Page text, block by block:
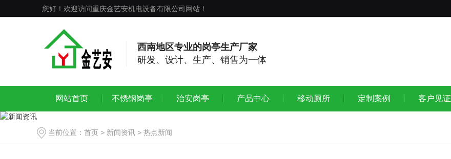
您好！欢迎访问重庆金艺安机电设备有限公司网站！
西南地区专业的岗亭生产厂家
研发、设计、生产、销售为一体
网站首页 不锈钢岗亭 治安岗亭 产品中心 移动厕所 定制案例 客户见证
当前位置： 首页 > 新闻资讯 > 热点新闻